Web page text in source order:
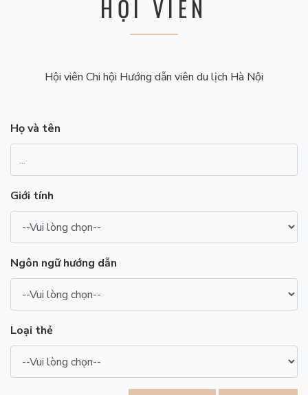
HỘI VIÊN
Hội viên Chi hội Hướng dẫn viên du lịch Hà Nội
Họ và tên
Giới tính
Ngôn ngữ hướng dẫn
Loại thẻ